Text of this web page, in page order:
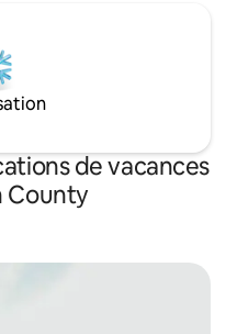
de vacances
County